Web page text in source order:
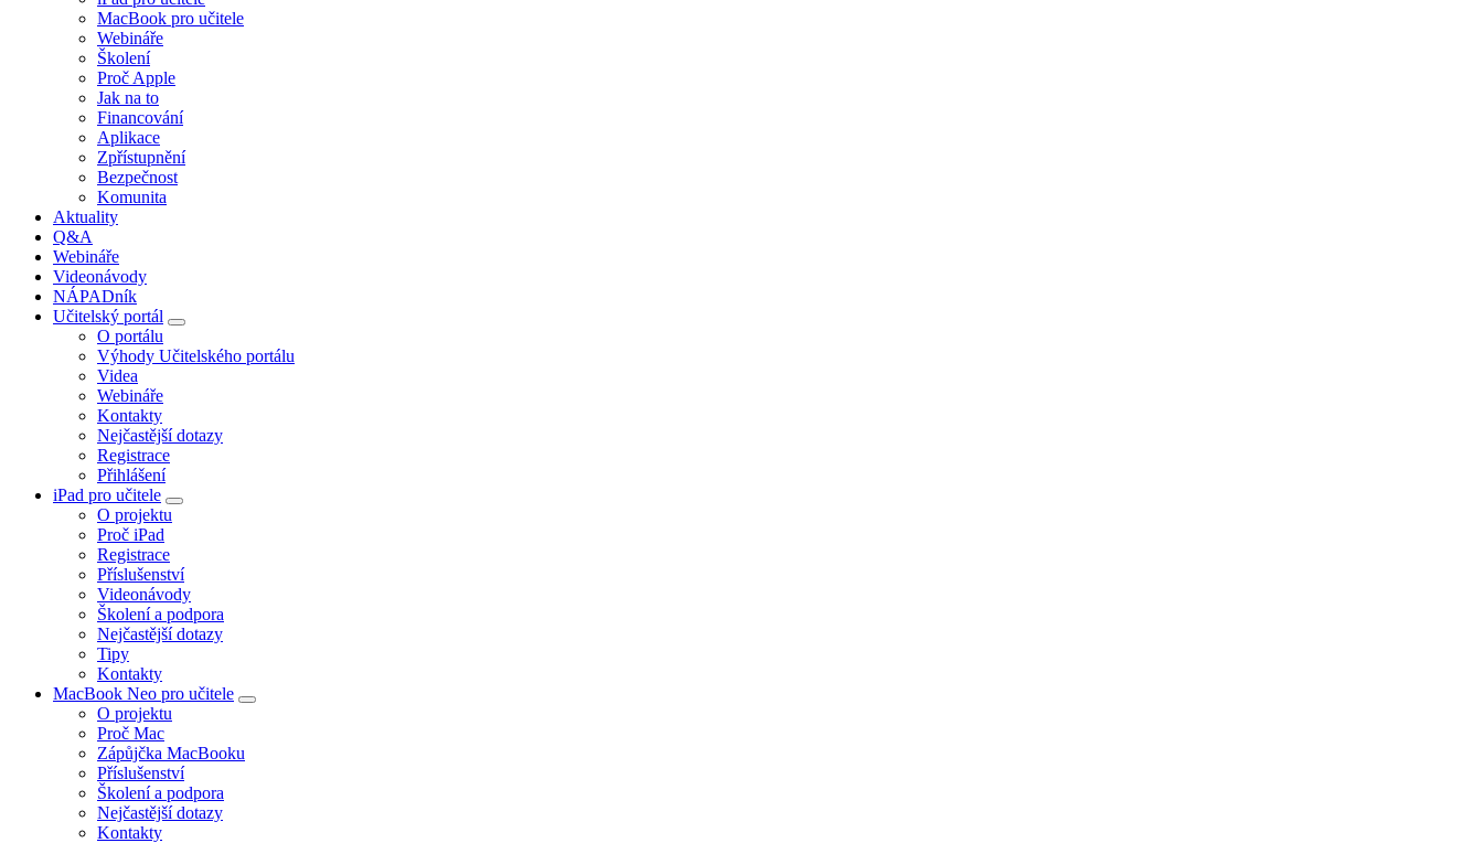
MacBook pro učitele
Webináře
Školení
Proč Apple
Jak na to
Financování
Aplikace
Zpřístupnění
Bezpečnost
Komunita
Aktuality
Q&A
Webináře
Videonávody
NÁPADník
Učitelský portál
O portálu
Výhody Učitelského portálu
Videa
Webináře
Kontakty
Nejčastější dotazy
Registrace
Přihlášení
iPad pro učitele
O projektu
Proč iPad
Registrace
Příslušenství
Videonávody
Školení a podpora
Nejčastější dotazy
Tipy
Kontakty
MacBook Neo pro učitele
O projektu
Proč Mac
Zápůjčka MacBooku
Příslušenství
Školení a podpora
Nejčastější dotazy
Kontakty